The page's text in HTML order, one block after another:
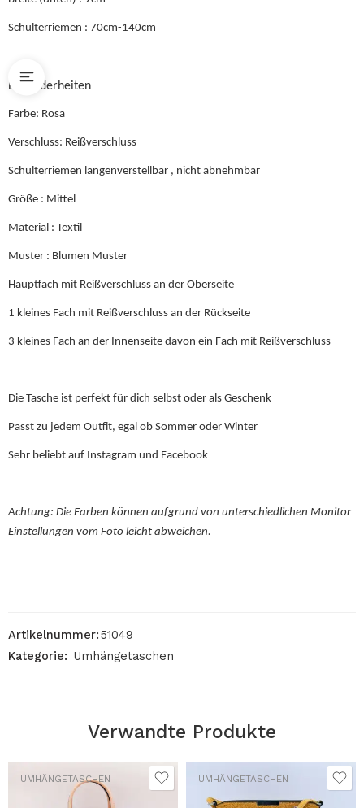
Schulterriemen : 70cm-140cm
Besonderheiten
Farbe: Rosa
Verschluss: Reißverschluss
Schulterriemen längenverstellbar , nicht abnehmbar
Größe : Mittel
Material : Textil
Muster : Blumen Muster
Hauptfach mit Reißverschluss an der Oberseite
1 kleines Fach mit Reißverschluss an der Rückseite
3 kleines Fach an der Innenseite davon ein Fach mit Reißverschluss
Die Tasche ist perfekt für dich selbst oder als Geschenk
Passt zu jedem Outfit, egal ob Sommer oder Winter
Sehr beliebt auf Instagram und Facebook
Achtung: Die Farben können aufgrund von unterschiedlichen Monitor
Einstellungen vom Foto leicht abweichen.
Artikelnummer:51049
Kategorie: Umhängetaschen
Verwandte Produkte
UMHÄNGETASCHEN UMHÄNGETASCHEN